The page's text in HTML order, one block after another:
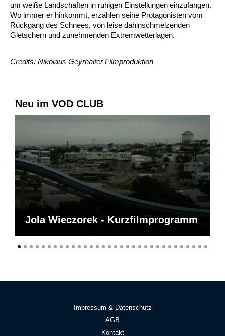
um weiße Landschaften in ruhigen Einstellungen einzufangen.
Wo immer er hinkommt, erzählen seine Protagonisten vom
Rückgang des Schnees, von leise dahinschmelzenden
Gletschern und zunehmenden Extremwetterlagen.
Credits: Nikolaus Geyrhalter Filmproduktion
Neu im VOD CLUB
Jola Wieczorek - Kurzfilmprogramm
Impressum & Datenschutz
AGB
Kontakt